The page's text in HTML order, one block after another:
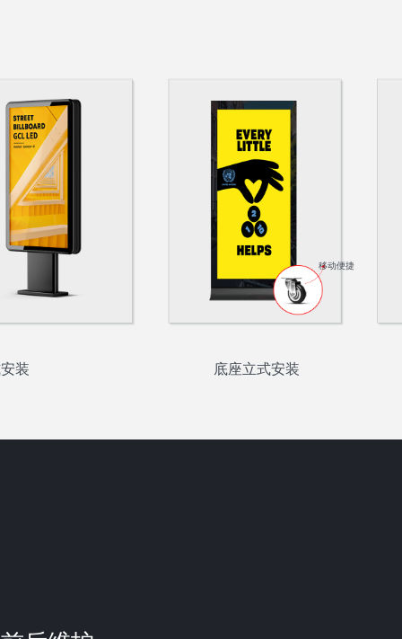
底座立式安装
装
移动便捷